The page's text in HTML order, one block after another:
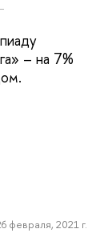
– на 7%
февраля, 2021 г.